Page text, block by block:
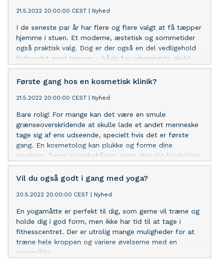
21.5.2022 20:00:00 CEST | Nyhed
I de seneste par år har flere og flere valgt at få tæpper
hjemme i stuen. Et moderne, æstetisk og sommetider
også praktisk valg. Dog er der også en del vedligehold
forbundet med tæpper - både for udseendets skyld
men også med henblik på hygiejne og allergier. I tæpper
samler sig nemlig støv og andre usundheder, som du
pletter og plamager. Disse kan heldigvis - i langt de
Første gang hos en kosmetisk klinik?
21.5.2022 20:00:00 CEST | Nyhed
Bare rolig! For mange kan det være en smule
grænseoverskridende at skulle lade et andet menneske
tage sig af ens udseende, specielt hvis det er første
gang. En kosmetolog kan plukke og forme dine
øjenbryn, fjerne kropsbehåring, samt give dig forskellige
krops- og ansigtsbehandlinger, når det gælder de
mindre behandlinger. Efter første oplevelse finder
kosmetologen i ny og næ. Det skyldtes, at de
uddannedes resultater overrasker – ikke på grund af, at
de ikke burde være dygtige i deres arbejde, men fordi at
mange mænd og kvinder føler sig direkte overraskende
smukke, efter et besøg hos deres foretrukne
kosmetolog.
Vil du også godt i gang med yoga?
20.5.2022 20:00:00 CEST | Nyhed
En yogamåtte er perfekt til dig, som gerne vil træne og
holde dig i god form, men ikke har tid til at tage i
fitnesscentret. Der er utrolig mange muligheder for at
træne hele kroppen og variere øvelserne med en
yogamåtte.